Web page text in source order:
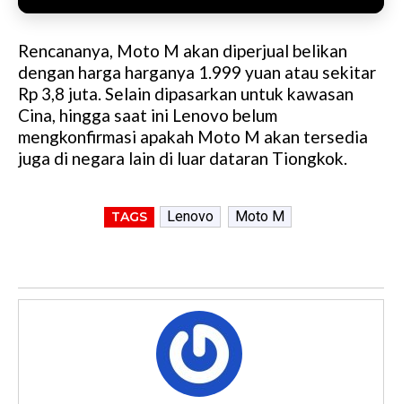
Rencananya, Moto M akan diperjual belikan
dengan harga harganya 1.999 yuan atau sekitar
Rp 3,8 juta. Selain dipasarkan untuk kawasan
Cina, hingga saat ini Lenovo belum
mengkonfirmasi apakah Moto M akan tersedia
juga di negara lain di luar dataran Tiongkok.
TAGS Lenovo Moto M